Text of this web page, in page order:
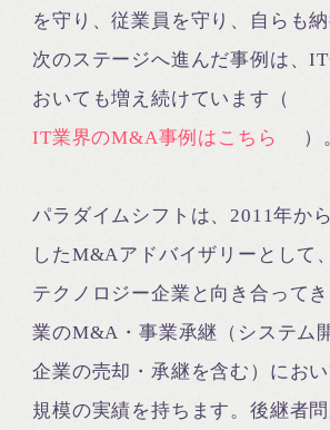
を守り、従業員を守り、自らも
次のステージへ進んだ事例は、
おいても増え続けています（
IT業界のM&A事例はこちら
）
パラダイムシフトは、2011年か
したM&Aアドバイザリーとして
テクノロジー企業と向き合って
業のM&A・事業承継（システム
企業の売却・承継を含む）にお
規模の実績を持ちます。後継者問